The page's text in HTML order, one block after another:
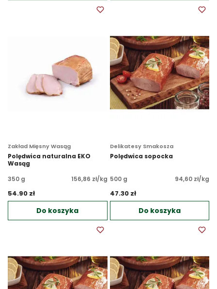
Zakład Mięsny Wasąg
Polędwica naturalna EKO
Wasąg
350 g
156,86 zł/kg
54.90 zł
Do koszyka
Delikatesy Smakosza
Polędwica sopocka
500 g 94,60 zł/kg
47.30 zł
Do koszyka